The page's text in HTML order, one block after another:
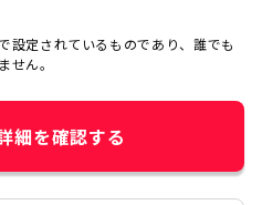
設定されているものであり、誰でも
せん。
細を確認する